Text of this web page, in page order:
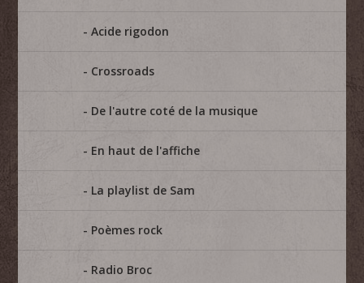
Acide rigodon
Crossroads
De l'autre coté de la musique
En haut de l'affiche
La playlist de Sam
Poèmes rock
Radio Broc